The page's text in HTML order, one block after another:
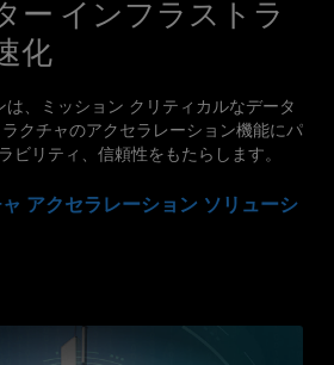
ー インフラストラ
化
、ミッション クリティカルなデータ
クチャのアクセラレーション機能にパ
ビリティ、信頼性をもたらします。
アクセラレーション ソリューシ